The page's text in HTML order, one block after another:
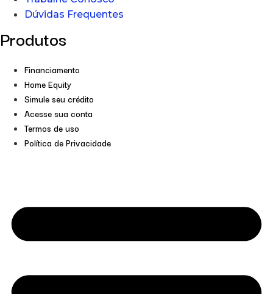
Dúvidas Frequentes
Produtos
Financiamento
Home Equity
Simule seu crédito
Acesse sua conta
Termos de uso
Política de Privacidade